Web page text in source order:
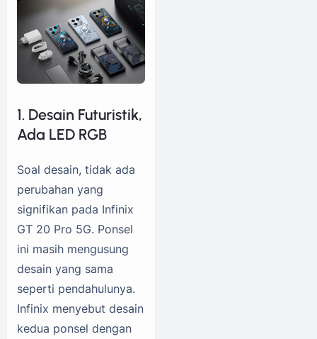
1. Desain Futuristik,
Ada LED RGB
Soal desain, tidak ada
perubahan yang
signifikan pada Infinix
GT 20 Pro 5G. Ponsel
ini masih mengusung
desain yang sama
seperti pendahulunya.
Infinix menyebut desain
kedua ponsel dengan